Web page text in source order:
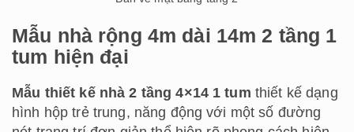
Mẫu nhà rộng 4m dài 14m 2 tầng 1
tum hiện đại
Mẫu thiết kế nhà 2 tầng 4×14 1 tum thiết kế dạng
hình hộp trẻ trung, năng động với một số đường